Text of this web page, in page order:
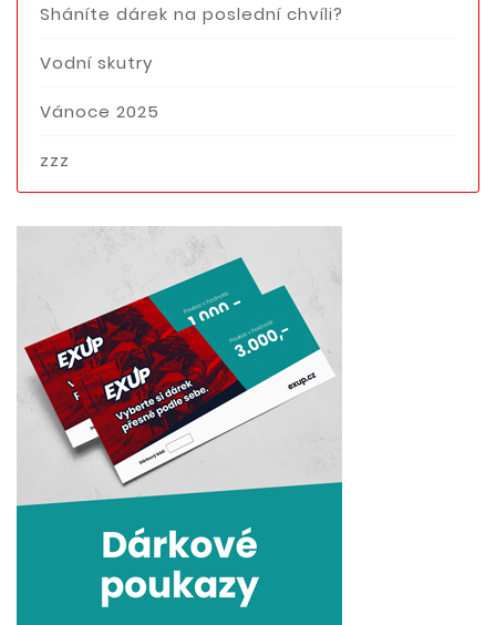
Sháníte dárek na poslední chvíli?
Vodní skutry
Vánoce 2025
zzz